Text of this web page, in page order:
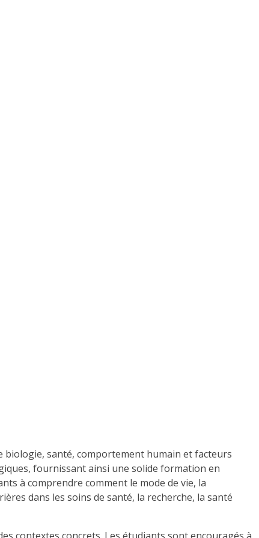
santé, comportement humain et facteurs
fournissant ainsi une solide formation en
à comprendre comment le mode de vie, la
dans les soins de santé, la recherche, la santé